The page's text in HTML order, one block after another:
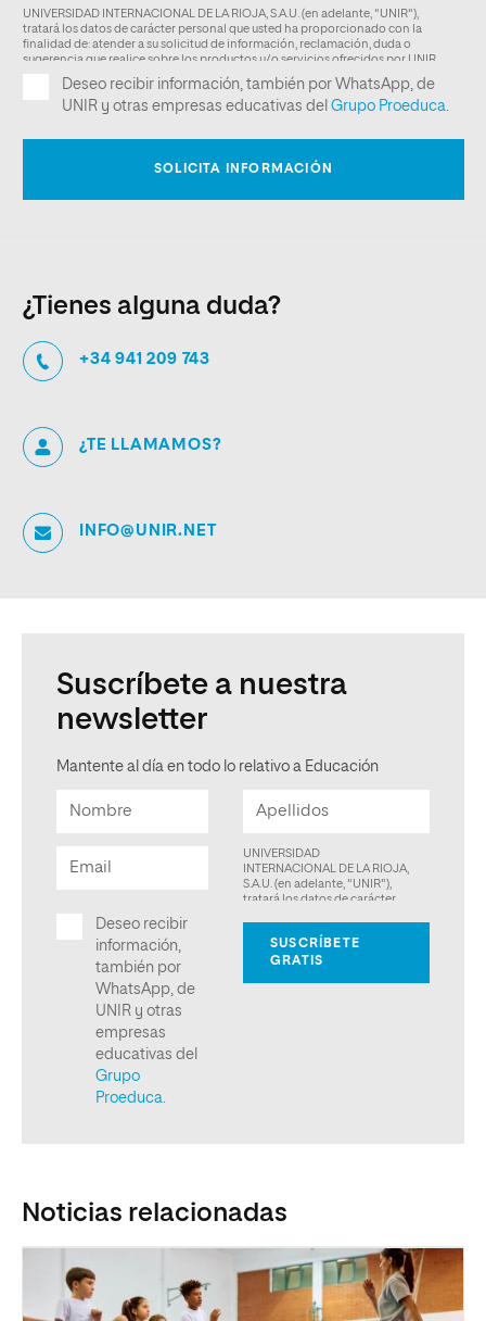
¿Tienes alguna duda?
+34 941 209 743
¿TE LLAMAMOS?
INFO@UNIR.NET
Suscríbete a nuestra
newsletter
Mantente al día en todo lo relativo a Educación
Noticias relacionadas